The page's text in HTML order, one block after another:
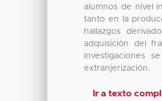
alumnos de nivel
tanto en la
hallazgos
adquisición del
investigaciones
extranjerización.
Ir a texto